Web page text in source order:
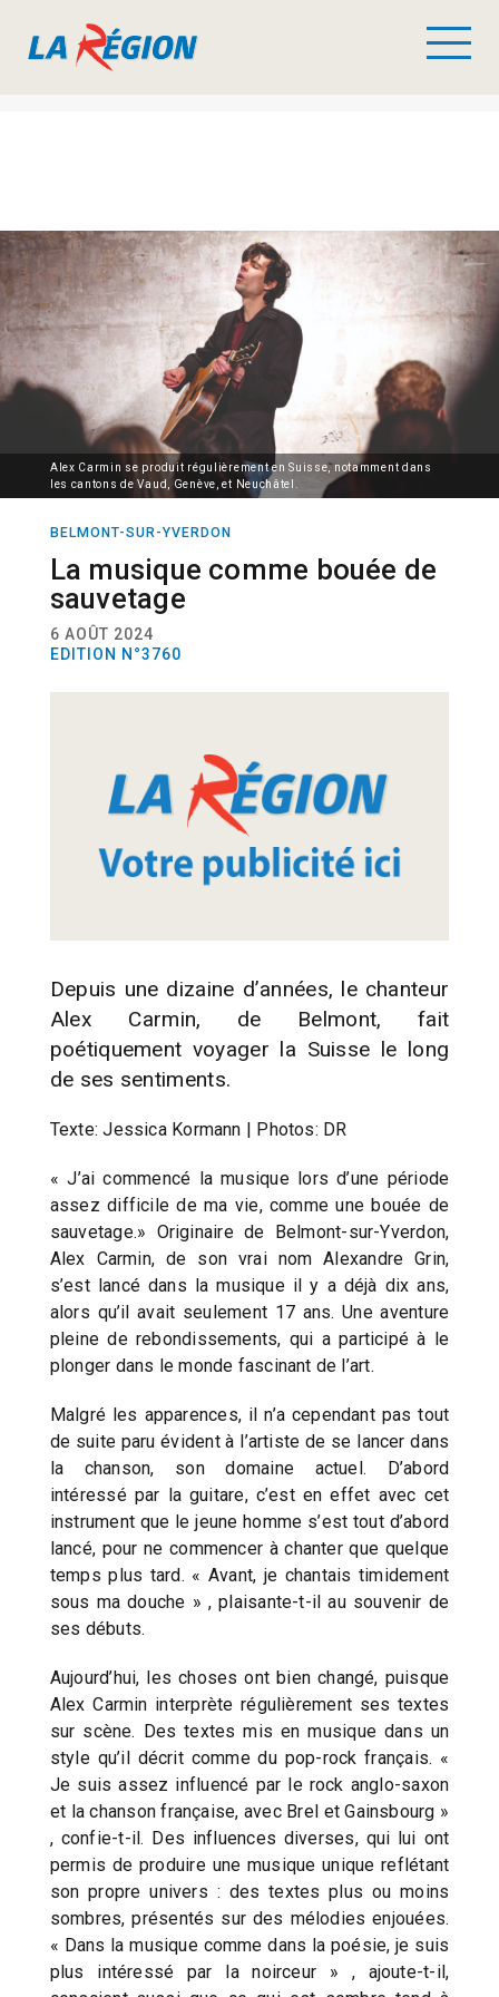
Alex Carmin se produit régulièrement en Suisse, notamment dans
les cantons de Vaud, Genève, et Neuchâtel.
BELMONT-SUR-YVERDON
La musique comme bouée de
sauvetage
6 AOÛT 2024
EDITION N°3760
Depuis une dizaine d’années, le chanteur
Alex Carmin, de Belmont, fait
poétiquement voyager la Suisse le long
de ses sentiments.
Texte: Jessica Kormann | Photos: DR
« J’ai commencé la musique lors d’une période
assez difficile de ma vie, comme une bouée de
sauvetage.» Originaire de Belmont-sur-Yverdon,
Alex Carmin, de son vrai nom Alexandre Grin,
s’est lancé dans la musique il y a déjà dix ans,
alors qu’il avait seulement 17 ans. Une aventure
pleine de rebondissements, qui a participé à le
plonger dans le monde fascinant de l’art.
Malgré les apparences, il n’a cependant pas tout
de suite paru évident à l’artiste de se lancer dans
la chanson, son domaine actuel. D’abord
intéressé par la guitare, c’est en effet avec cet
instrument que le jeune homme s’est tout d’abord
lancé, pour ne commencer à chanter que quelque
temps plus tard. « Avant, je chantais timidement
sous ma douche » , plaisante-t-il au souvenir de
ses débuts.
Aujourd’hui, les choses ont bien changé, puisque
Alex Carmin interprète régulièrement ses textes
sur scène. Des textes mis en musique dans un
style qu’il décrit comme du pop-rock français. «
Je suis assez influencé par le rock anglo-saxon
et la chanson française, avec Brel et Gainsbourg »
, confie-t-il. Des influences diverses, qui lui ont
permis de produire une musique unique reflétant
son propre univers : des textes plus ou moins
sombres, présentés sur des mélodies enjouées.
« Dans la musique comme dans la poésie, je suis
plus intéressé par la noirceur » , ajoute-t-il,